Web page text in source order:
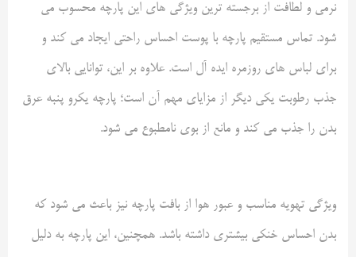
نرمی و لطافت از برجسته ترین ویژگی های این پارچه محسوب می
شود. تماس مستقیم پارچه با پوست احساس راحتی ایجاد می کند و
برای لباس های روزمره ایده آل است. علاوه بر این، توانایی بالای
جذب رطوبت یکی دیگر از مزایای مهم آن است؛ پارچه یکرو پنبه عرق
بدن را جذب می کند و مانع از بوی نامطبوع می شود.
ویژگی تهویه مناسب و عبور هوا از بافت پارچه نیز باعث می شود که
بدن احساس خنکی بیشتری داشته باشد. همچنین، این پارچه به دلیل